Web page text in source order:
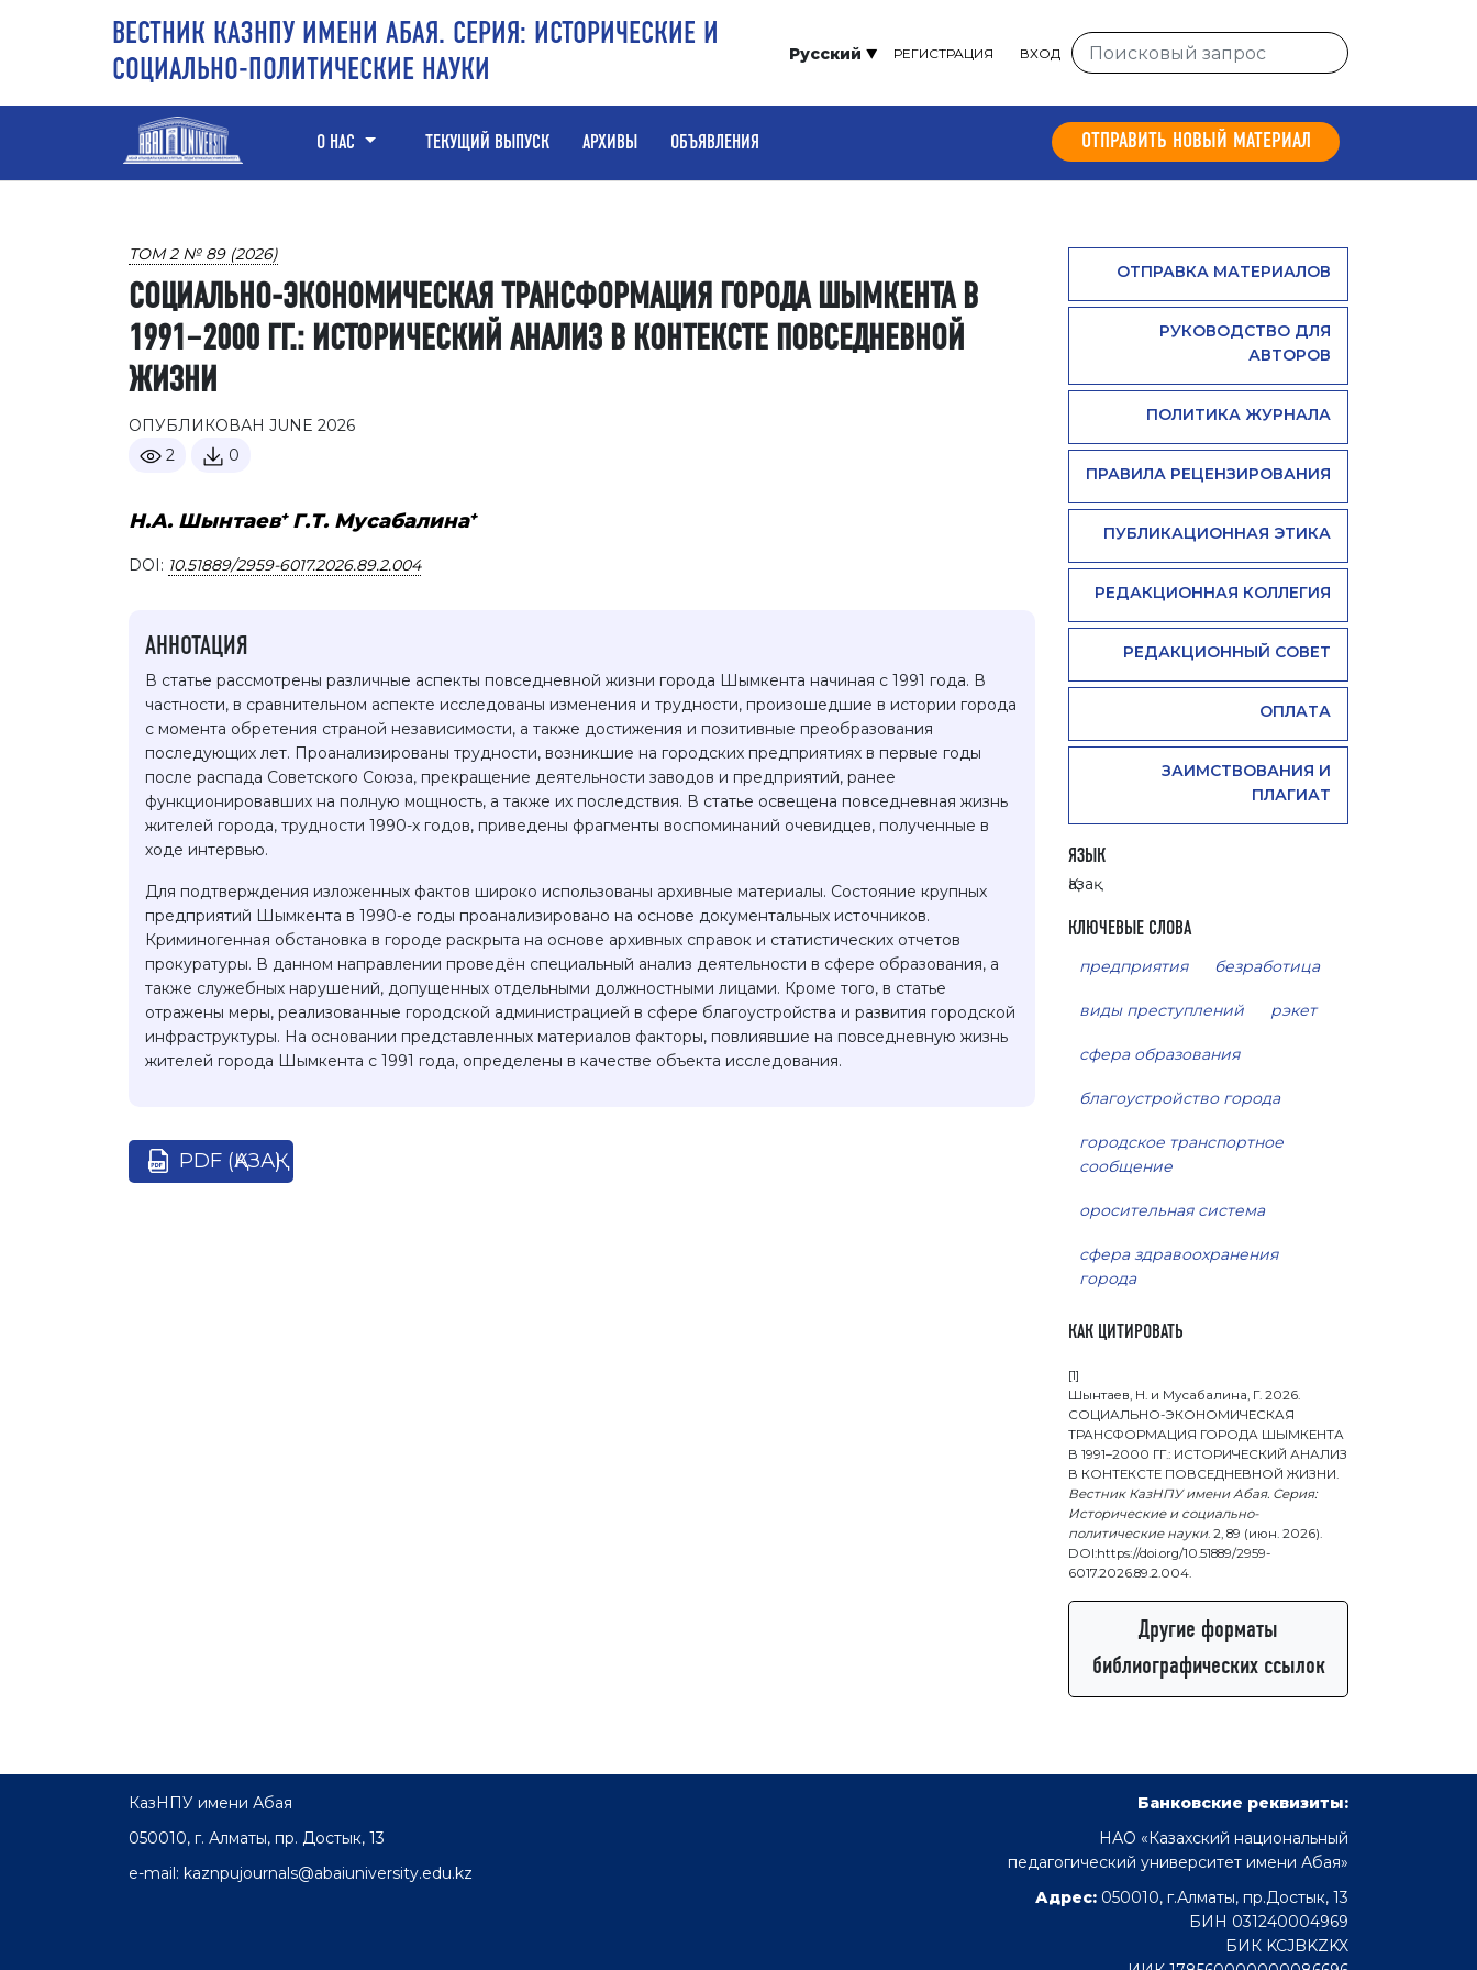
Русский РЕГИСТРАЦИЯ ВХОД
ВЕСТНИК КАЗНПУ ИМЕНИ АБАЯ. СЕРИЯ: ИСТОРИЧЕСКИЕ И
СОЦИАЛЬНО-ПОЛИТИЧЕСКИЕ НАУКИ
О НАС ТЕКУЩИЙ ВЫПУСК АРХИВЫ ОБЪЯВЛЕНИЯ ОТПРАВИТЬ НОВЫЙ МАТЕРИАЛ
ТОМ 2 № 89 (2026)
СОЦИАЛЬНО-ЭКОНОМИЧЕСКАЯ ТРАНСФОРМАЦИЯ ГОРОДА ШЫМКЕНТА В
1991–2000 ГГ.: ИСТОРИЧЕСКИЙ АНАЛИЗ В КОНТЕКСТЕ ПОВСЕДНЕВНОЙ
ЖИЗНИ
ОПУБЛИКОВАН JUNE 2026
2
0
Н.А. Шынтаев+ Г.Т. Мусабалина+
DOI: 10.51889/2959-6017.2026.89.2.004
АННОТАЦИЯ
В статье рассмотрены различные аспекты повседневной жизни города Шымкента начиная с 1991 года. В
частности, в сравнительном аспекте исследованы изменения и трудности, произошедшие в истории города
с момента обретения страной независимости, а также достижения и позитивные преобразования
последующих лет. Проанализированы трудности, возникшие на городских предприятиях в первые годы
после распада Советского Союза, прекращение деятельности заводов и предприятий, ранее
функционировавших на полную мощность, а также их последствия. В статье освещена повседневная жизнь
жителей города, трудности 1990-х годов, приведены фрагменты воспоминаний очевидцев, полученные в
ходе интервью.
Для подтверждения изложенных фактов широко использованы архивные материалы. Состояние крупных
предприятий Шымкента в 1990-е годы проанализировано на основе документальных источников.
Криминогенная обстановка в городе раскрыта на основе архивных справок и статистических отчетов
прокуратуры. В данном направлении проведён специальный анализ деятельности в сфере образования, а
также служебных нарушений, допущенных отдельными должностными лицами. Кроме того, в статье
отражены меры, реализованные городской администрацией в сфере благоустройства и развития городской
инфраструктуры. На основании представленных материалов факторы, повлиявшие на повседневную жизнь
жителей города Шымкента с 1991 года, определены в качестве объекта исследования.
PDF (ҚАЗАҚ)
ОТПРАВКА МАТЕРИАЛОВ
РУКОВОДСТВО ДЛЯ
АВТОРОВ
ПОЛИТИКА ЖУРНАЛА
ПРАВИЛА РЕЦЕНЗИРОВАНИЯ
ПУБЛИКАЦИОННАЯ ЭТИКА
РЕДАКЦИОННАЯ КОЛЛЕГИЯ
РЕДАКЦИОННЫЙ СОВЕТ
ОПЛАТА
ЗАИМСТВОВАНИЯ И
ПЛАГИАТ
ЯЗЫК
Қазақ
КЛЮЧЕВЫЕ СЛОВА
предприятия
безработица
виды преступлений рэкет
сфера образования
благоустройство города
городское транспортное
сообщение
оросительная система
сфера здравоохранения
города
КАК ЦИТИРОВАТЬ
[1]
Шынтаев, Н. и Мусабалина, Г. 2026.
СОЦИАЛЬНО-ЭКОНОМИЧЕСКАЯ
ТРАНСФОРМАЦИЯ ГОРОДА ШЫМКЕНТА
В 1991–2000 ГГ.: ИСТОРИЧЕСКИЙ АНАЛИЗ
В КОНТЕКСТЕ ПОВСЕДНЕВНОЙ ЖИЗНИ.
Вестник КазНПУ имени Абая. Серия:
Исторические и социально-
политические науки. 2, 89 (июн. 2026).
DOI:https://doi.org/10.51889/2959-
6017.2026.89.2.004.
Другие форматы
библиографических ссылок
КазНПУ имени Абая
050010, г. Алматы, пр. Достык, 13
e-mail: kaznpujournals@abaiuniversity.edu.kz
Банковские реквизиты:
НАО «Казахский национальный
педагогический университет имени Абая»
Адрес: 050010, г.Алматы, пр.Достык, 13
БИН 031240004969
БИК KCJBKZKX